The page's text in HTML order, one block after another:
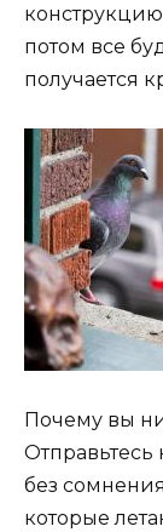
конструкцию
потом все
получается
Почему вы
без
которые